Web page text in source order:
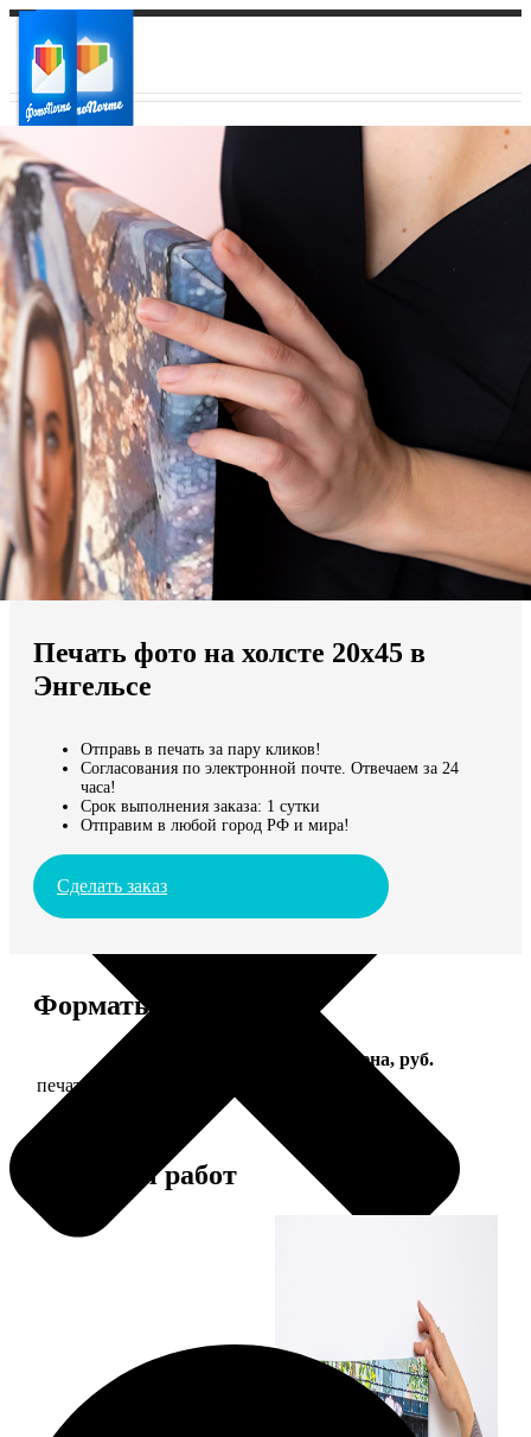
Ваш город:
Ваш регион доставки
Выберите из списка:
Мы доставляем по всему миру
Продолжить без города
Печать фото на холсте 20х45 в
Энгельсе
Отправь в печать за пару кликов!
Согласования по электронной почте. Отвечаем за 24
часа!
Срок выполнения заказа: 1 сутки
Отправим в любой город РФ и мира!
Сделать заказ
Форматы и цены
Цена, руб.
печать фото на холсте с подрамником
Примеры работ